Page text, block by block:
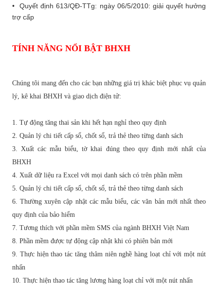
• Quyết định 613/QĐ-TTg: ngày 06/5/2010: giải quyết hưởng
trợ cấp
TÍNH NĂNG NỔI BẬT BHXH
Chúng tôi mang đến cho các bạn những giá trị khác biệt phục vụ quản
lý, kê khai BHXH và giao dịch điện tử:
1. Tự động tăng thai sản khi hết hạn nghỉ theo quy định
2. Quản lý chi tiết cấp sổ, chốt sổ, trả thẻ theo từng danh sách
3. Xuất các mẫu biểu, tờ khai đúng theo quy định mới nhất của
BHXH
4. Xuất dữ liệu ra Excel với mọi danh sách có trên phần mềm
5. Quản lý chi tiết cấp sổ, chốt sổ, trả thẻ theo từng danh sách
6. Thường xuyên cập nhật các mẫu biểu, các văn bản mới nhất theo
quy định của bảo hiểm
7. Tương thích với phần mềm SMS của ngành BHXH Việt Nam
8. Phần mềm được tự động cập nhật khi có phiên bản mới
9. Thực hiện thao tác tăng thâm niên nghề hàng loạt chỉ với một nút
nhấn
10. Thực hiện thao tác tăng lương hàng loạt chỉ với một nút nhấn